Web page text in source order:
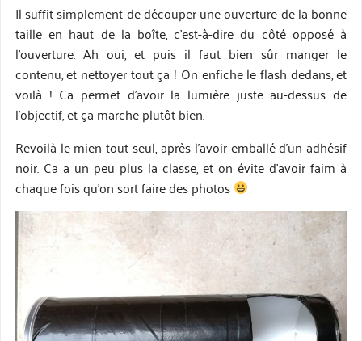
Il suffit simplement de découper une ouverture de la bonne
taille en haut de la boîte, c’est-à-dire du côté opposé à
l’ouverture. Ah oui, et puis il faut bien sûr manger le
contenu, et nettoyer tout ça ! On enfiche le flash dedans, et
voilà ! Ca permet d’avoir la lumière juste au-dessus de
l’objectif, et ça marche plutôt bien.
Revoilà le mien tout seul, après l’avoir emballé d’un adhésif
noir. Ca a un peu plus la classe, et on évite d’avoir faim à
chaque fois qu’on sort faire des photos